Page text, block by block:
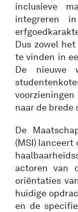
inclusieve
integreren
Dus zowel
te vinden in
De nieuwe
naar de brede
De
(MSI) lanceert
actoren van
oriëntaties
huidige
en de